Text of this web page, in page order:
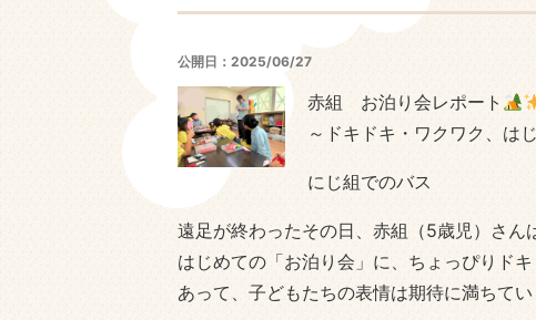
公開日：2025/06/27
赤組 お泊り会レポート
～ドキドキ・ワクワク、は
にじ組でのバス
遠足が終わったその日、赤組（5歳児）さん
はじめての「お泊り会」に、ちょっぴりド
あって、子どもたちの表情は期待に満ちてい